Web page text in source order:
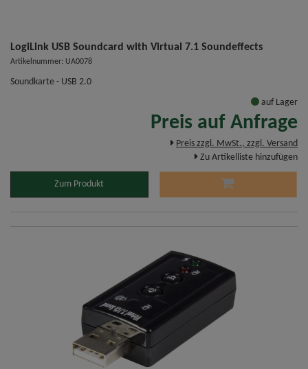
LogiLink USB Soundcard with Virtual 7.1 Soundeffects
Artikelnummer: UA0078
Soundkarte - USB 2.0
auf Lager
Preis auf Anfrage
Preis zzgl. MwSt., zzgl. Versand
Zu Artikelliste hinzufügen
Zum Produkt